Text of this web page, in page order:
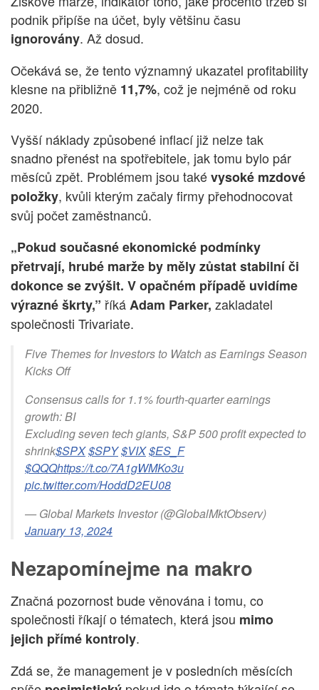
podnik připíše na účet, byly většinu času
ignorovány. Až dosud.
Očekává se, že tento významný ukazatel profitability
klesne na přibližně 11,7%, což je nejméně od roku
2020.
Vyšší náklady způsobené inflací již nelze tak
snadno přenést na spotřebitele, jak tomu bylo pár
měsíců zpět. Problémem jsou takévysoké mzdové
položky, kvůli kterým začaly firmy přehodnocovat
svůj počet zaměstnanců.
„Pokud současné ekonomické podmínky
přetrvají, hrubé marže by měly zůstat stabilní či
dokonce se zvýšit. V opačném případě uvidíme
výrazné škrty,” říkáAdam Parker, zakladatel
společnosti Trivariate.
Five Themes for Investors to Watch as Earnings Season
Kicks Off
Consensus calls for 1.1% fourth-quarter earnings
growth: BI
Excluding seven tech giants, S&P 500 profit expected to
shrink$SPX$SPY$VIX$ES_F
$QQQhttps://t.co/7A1gWMKo3u
pic.twitter.com/HoddD2EU08
— Global Markets Investor (@GlobalMktObserv)
January 13, 2024
Nezapomínejme na makro
Značná pozornost bude věnována i tomu, co
společnosti říkají o tématech, která jsou mimo
jejich přímé kontroly.
Zdá se, že management je v posledních měsících